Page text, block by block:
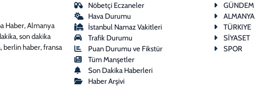
Haber, Almanya
son dakika
berlin haber, fransa
Nöbetçi Eczaneler
Hava Durumu
İstanbul Namaz Vakitleri
Trafik Durumu
Puan Durumu ve Fikstür
Tüm Manşetler
Son Dakika Haberleri
Haber Arşivi
GÜNDEM
ALMANYA
TÜRKIYE
SİYASET
SPOR